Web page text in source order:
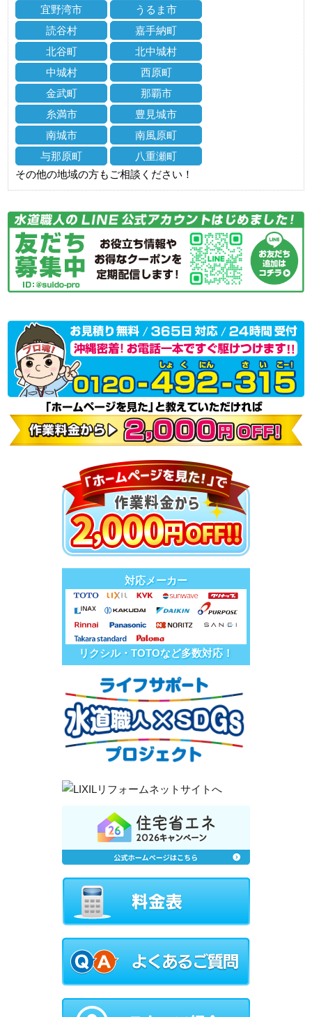
宜野湾市
うるま市
読谷村
嘉手納町
北谷町
北中城村
中城村
西原町
金武町
那覇市
糸満市
豊見城市
南城市
南風原町
与那原町
八重瀬町
その他の地域の方もご相談ください！
対応メーカー
リクシル・TOTOなど多数対応！